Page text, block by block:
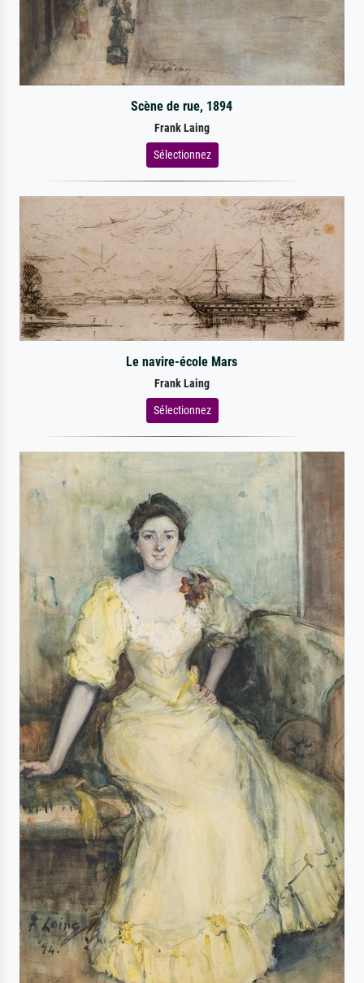
Scène de rue, 1894
Frank Laing
Sélectionnez
Le navire-école Mars
Frank Laing
Sélectionnez